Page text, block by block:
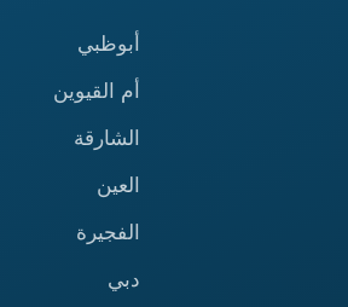
أبوظبي
أم القيوين
الشارقة
العين
الفجيرة
دبي